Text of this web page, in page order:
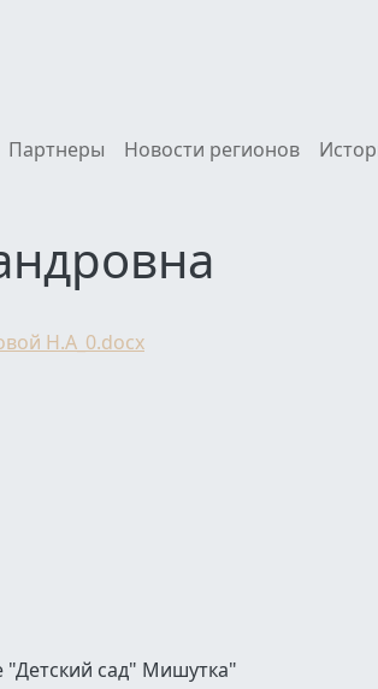
Партнеры Новости регионов
Н.А_0.docx
сад" Мишутка"